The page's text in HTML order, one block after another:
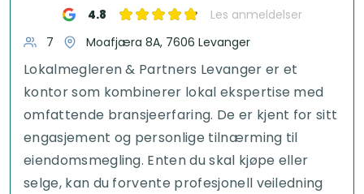
4.8 Les anmeldelser
Lokalmegleren & Partners Levanger er et
kontor som kombinerer lokal ekspertise med
omfattende bransjeerfaring. De er kjent for sitt
engasjement og personlige tilnærming til
eiendomsmegling. Enten du skal kjøpe eller
selge, kan du forvente profesjonell veiledning
7 Moafjæra 8A, 7606 Levanger